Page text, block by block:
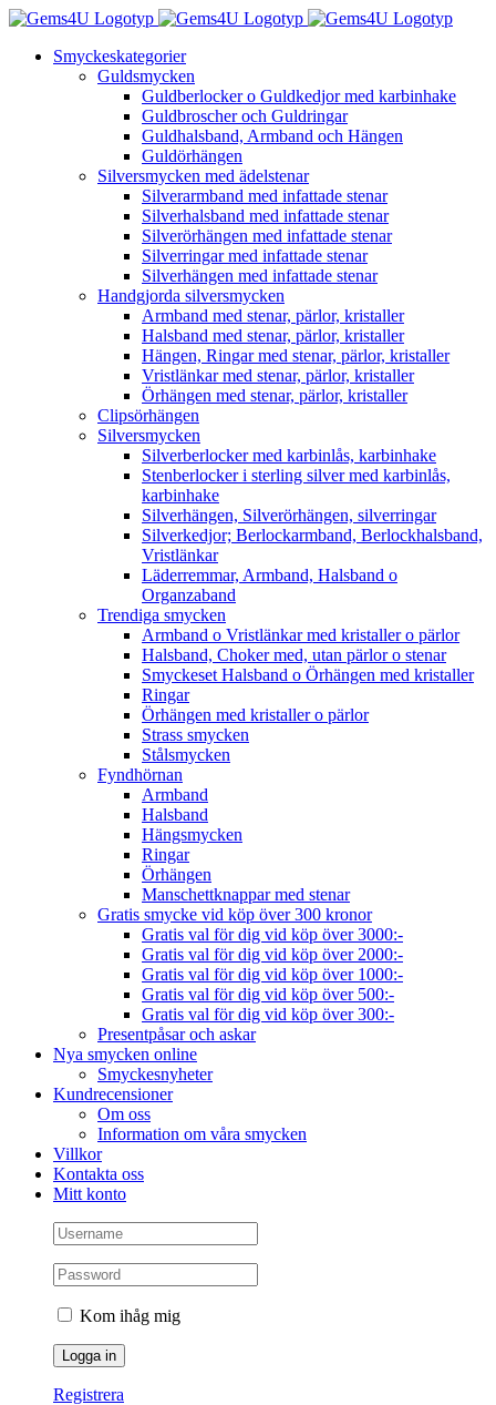
Fortsätt
innehålletSmyckeskategorier
Guldsmycken
Guldberlocker o Guldkedjor med karbinhake
Guldbroscher och Guldringar
Guldhalsband, Armband och Hängen
Guldörhängen
Silversmycken med ädelstenar
Silverarmband med infattade stenar
Silverhalsband med infattade stenar
Silverörhängen med infattade stenar
Silverringar med infattade stenar
Silverhängen med infattade stenar
Handgjorda silversmycken
Armband med stenar, pärlor, kristaller
Halsband med stenar, pärlor, kristaller
Hängen, Ringar med stenar, pärlor, kristaller
Vristlänkar med stenar, pärlor, kristaller
Örhängen med stenar, pärlor, kristaller
Clipsörhängen
Silversmycken
Silverberlocker med karbinlås, karbinhake
Stenberlocker i sterling silver med karbinlås,
karbinhake
Silverhängen, Silverörhängen, silverringar
Silverkedjor; Berlockarmband, Berlockhalsband,
Vristlänkar
Läderremmar, Armband, Halsband o
Organzaband
Trendiga smycken
Armband o Vristlänkar med kristaller o pärlor
Halsband, Choker med, utan pärlor o stenar
Smyckeset Halsband o Örhängen med kristaller
Ringar
Örhängen med kristaller o pärlor
Strass smycken
Stålsmycken
Fyndhörnan
Armband
Halsband
Hängsmycken
Ringar
Örhängen
Manschettknappar med stenar
Gratis smycke vid köp över 300 kronor
Gratis val för dig vid köp över 3000:-
Gratis val för dig vid köp över 2000:-
Gratis val för dig vid köp över 1000:-
Gratis val för dig vid köp över 500:-
Gratis val för dig vid köp över 300:-
Presentpåsar och askar
Nya smycken online
Smyckesnyheter
Kundrecensioner
Om oss
Information om våra smycken
Villkor
Kontakta oss
Mitt konto
Kom ihåg mig
Registrera